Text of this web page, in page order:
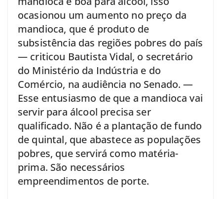
ocasionou um aumento no preço da
mandioca, que é produto de
subsistência das regiões pobres do país
— criticou Bautista Vidal, o secretário
do Ministério da Indústria e do
Comércio, na audiência no Senado. —
Esse entusiasmo de que a mandioca vai
servir para álcool precisa ser
qualificado. Não é a plantação de fundo
de quintal, que abastece as populações
pobres, que servirá como matéria-
prima. São necessários
empreendimentos de porte.